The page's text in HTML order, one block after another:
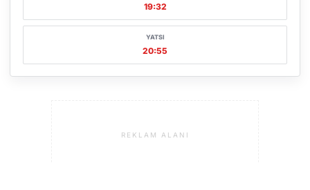
19:32
YATSI
20:55
REKLAM ALANI